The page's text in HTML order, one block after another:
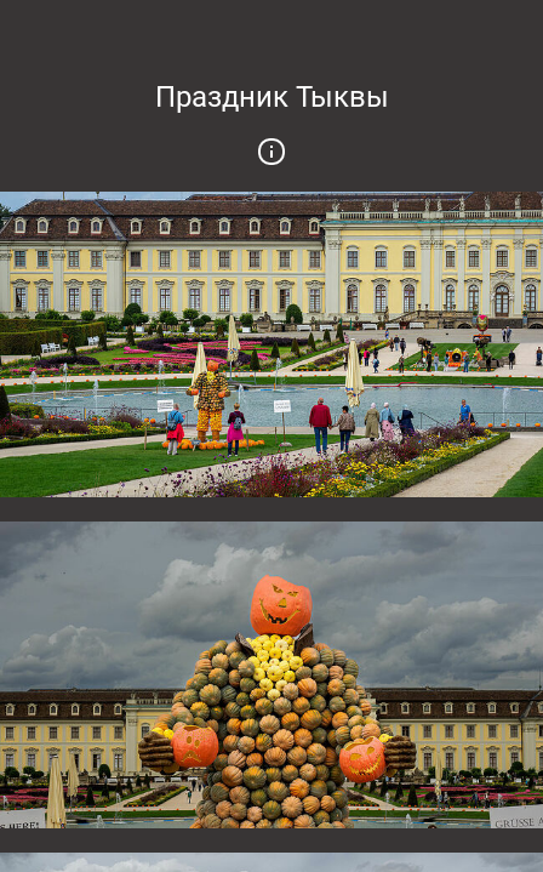
Праздник Тыквы